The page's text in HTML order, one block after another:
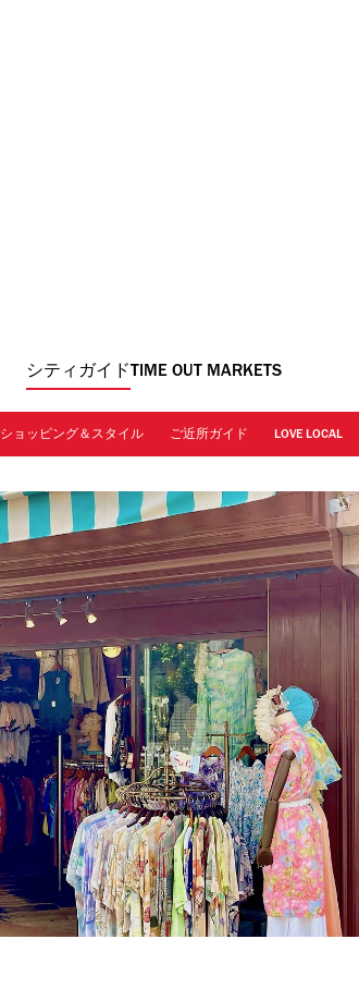
シティガイド TIME OUT MARKETS
ショッピング＆スタイル ご近所ガイド LOVE LOCAL